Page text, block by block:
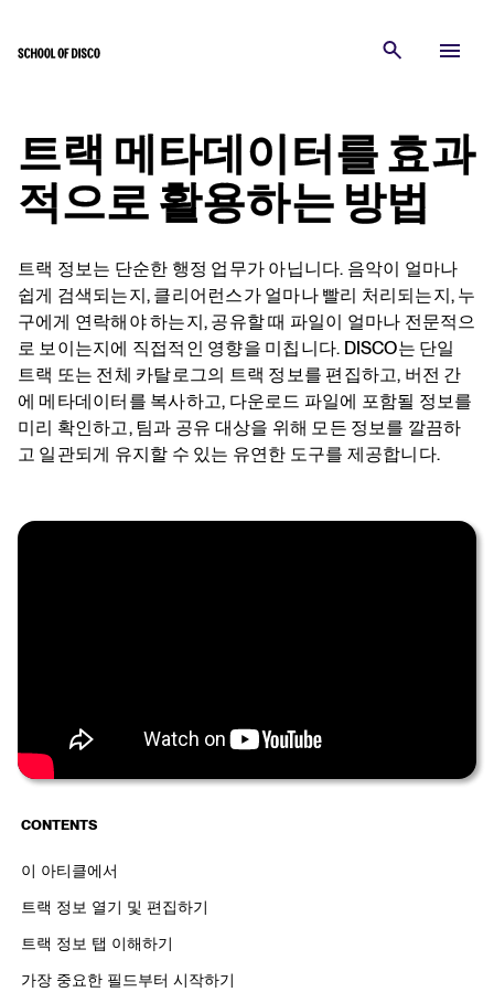
트랙 메타데이터를 효과
적으로 활용하는 방법
트랙 정보는 단순한 행정 업무가 아닙니다. 음악이 얼마나
쉽게 검색되는지, 클리어런스가 얼마나 빨리 처리되는지, 누
구에게 연락해야 하는지, 공유할 때 파일이 얼마나 전문적으
로 보이는지에 직접적인 영향을 미칩니다. DISCO는 단일
트랙 또는 전체 카탈로그의 트랙 정보를 편집하고, 버전 간
에 메타데이터를 복사하고, 다운로드 파일에 포함될 정보를
미리 확인하고, 팀과 공유 대상을 위해 모든 정보를 깔끔하
고 일관되게 유지할 수 있는 유연한 도구를 제공합니다.
CONTENTS
이 아티클에서
트랙 정보 열기 및 편집하기
트랙 정보 탭 이해하기
가장 중요한 필드부터 시작하기